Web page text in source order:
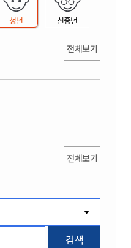
청년 신중년
전체보기
전체보기
검색